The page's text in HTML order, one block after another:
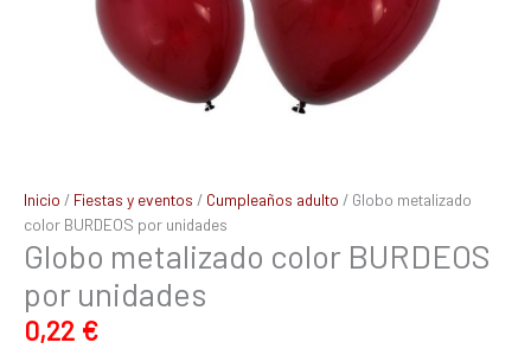
Inicio / Fiestas y eventos / Cumpleaños adulto / Globo metalizado
color BURDEOS por unidades
Globo metalizado color BURDEOS
por unidades
0,22 €